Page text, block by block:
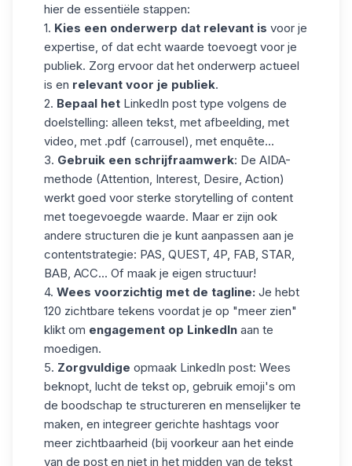
hier de essentiële stappen:
1. Kies een onderwerp dat relevant is voor je
expertise, of dat echt waarde toevoegt voor je
publiek. Zorg ervoor dat het onderwerp actueel
is en relevant voor je publiek.
2. Bepaal het LinkedIn post type volgens de
doelstelling: alleen tekst, met afbeelding, met
video, met .pdf (carrousel), met enquête...
3. Gebruik een schrijfraamwerk: De AIDA-
methode (Attention, Interest, Desire, Action)
werkt goed voor sterke storytelling of content
met toegevoegde waarde. Maar er zijn ook
andere structuren die je kunt aanpassen aan je
contentstrategie: PAS, QUEST, 4P, FAB, STAR,
BAB, ACC... Of maak je eigen structuur!
4. Wees voorzichtig met de tagline: Je hebt
120 zichtbare tekens voordat je op "meer zien"
klikt om engagement op LinkedIn aan te
moedigen.
5. Zorgvuldige opmaak LinkedIn post: Wees
beknopt, lucht de tekst op, gebruik emoji's om
de boodschap te structureren en menselijker te
maken, en integreer gerichte hashtags voor
meer zichtbaarheid (bij voorkeur aan het einde
van de post en niet in het midden van de tekst